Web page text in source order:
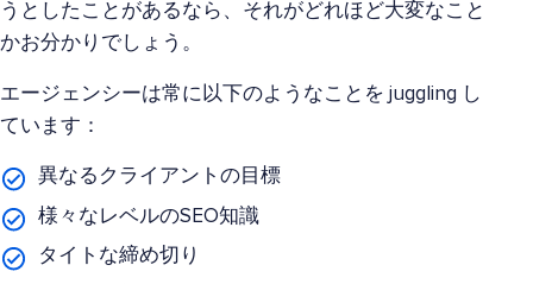
うとしたことがあるなら、それがどれほど大変なこと
かお分かりでしょう。
エージェンシーは常に以下のようなことを juggling し
ています：
異なるクライアントの目標
様々なレベルのSEO知識
タイトな締め切り